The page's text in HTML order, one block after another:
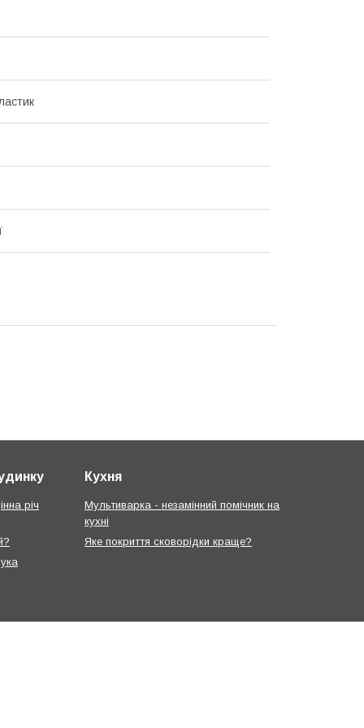
річ
Кухня
Мультиварка - незамінний помічник на
кухні
Яке покриття сковорідки краще?